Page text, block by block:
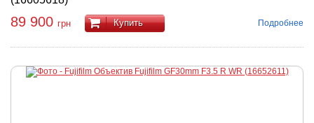
89 900 грн Купить Подробнее